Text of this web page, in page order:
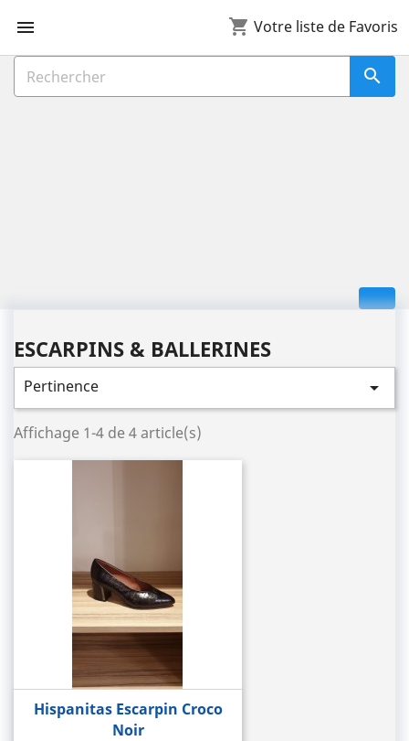
 shopping_cart Votre liste de Favoris

ESCARPINS & BALLERINES
Pertinence 
Affichage 1-4 de 4 article(s)
Hispanitas Escarpin Croco
Noir